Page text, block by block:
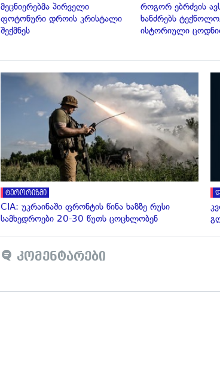
მეცნიერებმა პირველი
ფოტონური დროის კრისტალი
შექმნეს
როგორ ებრძვის
ხანძრებს
ისტორიული
ტერორიზმი
CIA: უკრაინაში ფრონტის წინა ხაზზე რუსი
სამხედროები 20-30 წუთს ცოცხლობენ
კომენტარები